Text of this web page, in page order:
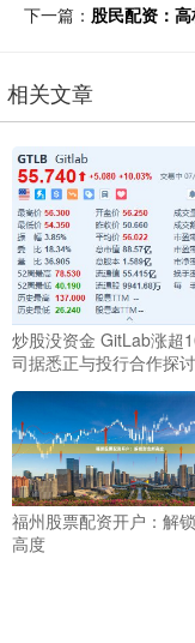
下一篇： 股民配资：
相关文章
炒股没资金 GitLab涨超
司据悉正与投行合作探
福州股票配资开户：解
高度